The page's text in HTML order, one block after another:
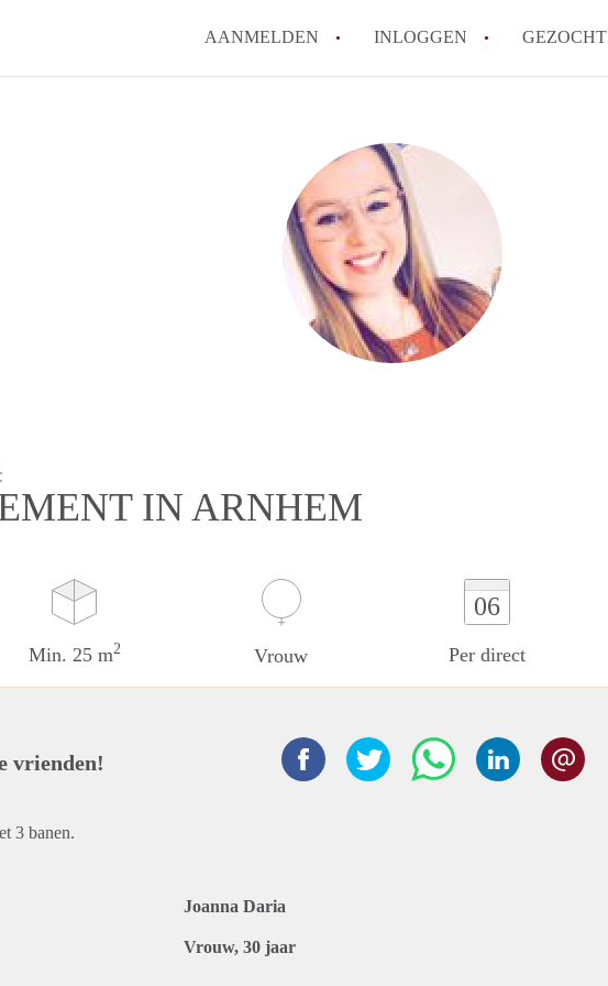
AANMELDEN INLOGGEN GEZOCHT
IN ARNHEM
Min. 25 m2 Vrouw
06
Per direct
vrienden!
3 banen.
Joanna Daria
Vrouw, 30 jaar